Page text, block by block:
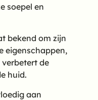
soepel en
bekend om zijn
eigenschappen,
de
huid.
aan